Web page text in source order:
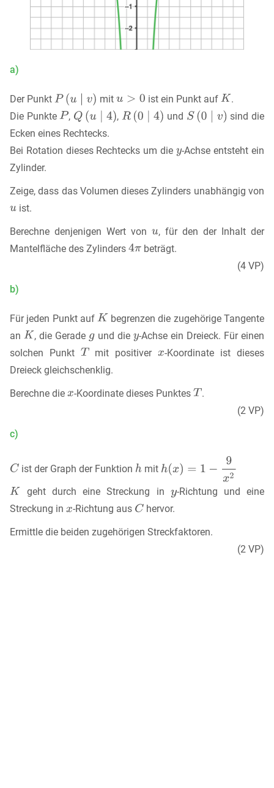
a)
Der Punkt mit ist ein Punkt auf
.
Die Punkte
, , und
sind die
Ecken eines Rechtecks.
Bei Rotation dieses Rechtecks um die
-Achse entsteht ein
Zylinder.
Zeige, dass das Volumen dieses Zylinders unabhängig von
ist.
Berechne denjenigen Wert von
, für den der Inhalt der
Mantelfläche des Zylinders
beträgt.
(4 VP)
b)
Für jeden Punkt auf
begrenzen die zugehörige Tangente
an
, die Gerade und die
-Achse ein Dreieck. Für einen
solchen Punkt
mit positiver -Koordinate ist dieses
Dreieck gleichschenklig.
Berechne die
-Koordinate dieses Punktes
.
(2 VP)
c)
ist der Graph der Funktion
mit
geht durch eine Streckung in
-Richtung und eine
Streckung in
-Richtung aus
hervor.
Ermittle die beiden zugehörigen Streckfaktoren.
(2 VP)